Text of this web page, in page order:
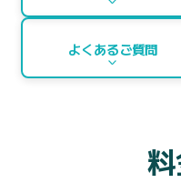
よくあるご質問